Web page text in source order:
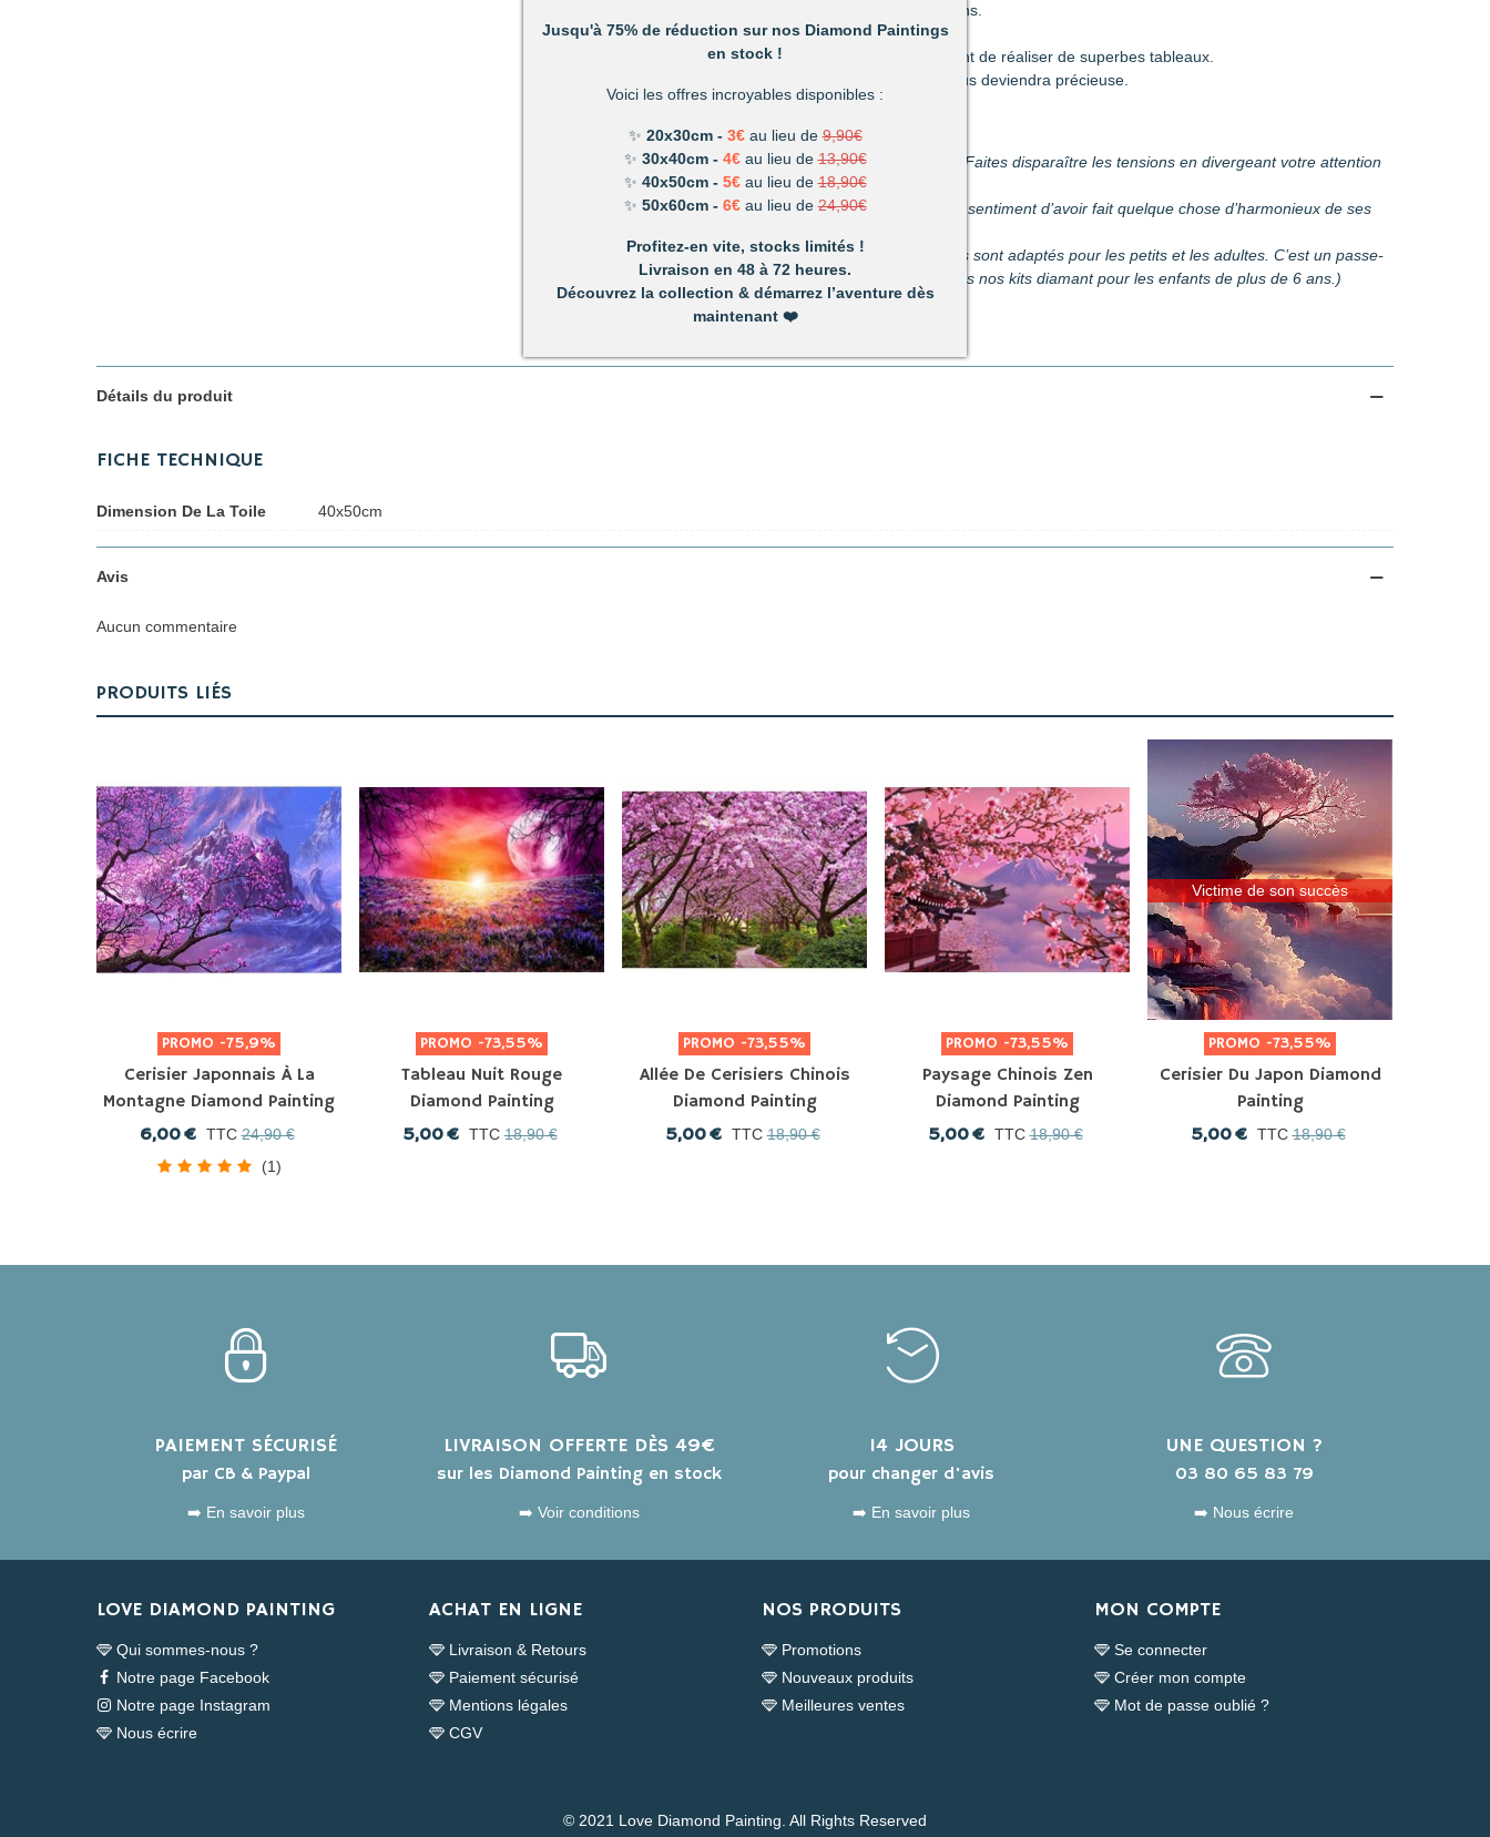
Découvrez une activité unique à réaliser de ses propres mains.
C’est ludique, amusant et les résultats en valent la peine !
Un mélange de patience et de technique qui vous permettront de réaliser de superbes tableaux.
Très vite vous vous apercevrez combien votre réalisation vous deviendra précieuse.
Détente et relaxation : La vie peut parfois être stressante. Faites disparaître les tensions en divergeant votre attention
du stress du quotidien.
Améliore votre dextérité :rien n’est plus satisfaisant que le sentiment d’avoir fait quelque chose d’harmonieux de ses
Activité pour les enfants et les adultes :facile à utiliser, ils sont adaptés pour les petits et les adultes. C’est un passe-
temps parfait pour s’amuser en famille. (Nous recommandons nos kits diamant pour les enfants de plus de 6 ans.)
Détails du produit
FICHE TECHNIQUE
Dimension De La Toile 40x50cm
Avis
Aucun commentaire
PRODUITS LIÉS
PROMO -75,9%
Cerisier Japonnais À La
Montagne Diamond Painting
6,00 € TTC 24,90 €
(1)
PROMO -73,55%
Tableau Nuit Rouge
Diamond Painting
5,00 € TTC 18,90 €
PROMO -73,55%
Allée De Cerisiers Chinois
Diamond Painting
5,00 € TTC 18,90 €
PROMO -73,55%
Paysage Chinois Zen
Diamond Painting
5,00 € TTC 18,90 €
Victime de son succès
PROMO -73,55%
Cerisier Du Japon Diamond
Painting
5,00 € TTC 18,90 €
PAIEMENT SÉCURISÉ
par CB & Paypal
➡️ En savoir plus
LIVRAISON OFFERTE DÈS 49€
sur les Diamond Painting en stock
➡️ Voir conditions
14 JOURS
pour changer d'avis
➡️ En savoir plus
UNE QUESTION ?
03 80 65 83 79
➡️ Nous écrire
LOVE DIAMOND PAINTING
Qui sommes-nous ?
Notre page Facebook
Notre page Instagram
Nous écrire
ACHAT EN LIGNE
Livraison & Retours
Paiement sécurisé
Mentions légales
CGV
NOS PRODUITS
Promotions
Nouveaux produits
Meilleures ventes
MON COMPTE
Se connecter
Créer mon compte
Mot de passe oublié ?
© 2021 Love Diamond Painting. All Rights Reserved
Jusqu'à 75% de réduction sur nos Diamond Paintings
en stock !
Voici les offres incroyables disponibles :
✨ 20x30cm - 3€au lieu de9,90€
✨ 30x40cm - 4€ au lieu de 13,90€
✨ 40x50cm - 5€ au lieu de18,90€
✨ 50x60cm - 6€ au lieu de 24,90€
Profitez-en vite, stocks limités !
Livraison en 48 à 72 heures.
Découvrez la collection & démarrez l’aventure dès
maintenant❤️